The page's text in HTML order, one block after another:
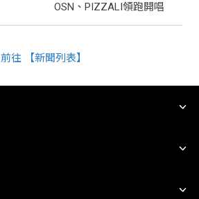
OSN、PIZZALI領跑開唱
前往 【新聞列表】